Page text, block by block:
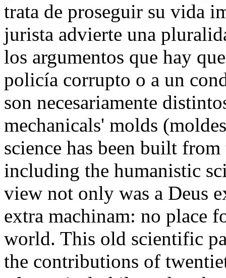
trata de proseguir su vida
jurista advierte una
los argumentos que hay
policía corrupto o a un
son necesariamente
mechanicals' molds
science has been built
including the humanistic
view not only was a Deus
extra machinam: no place
world. This old scientific
the contributions of